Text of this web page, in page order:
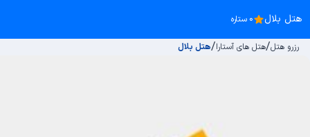
هتل بلال 0 ستاره
رزرو هتل/هتل های آستارا/هتل بلال